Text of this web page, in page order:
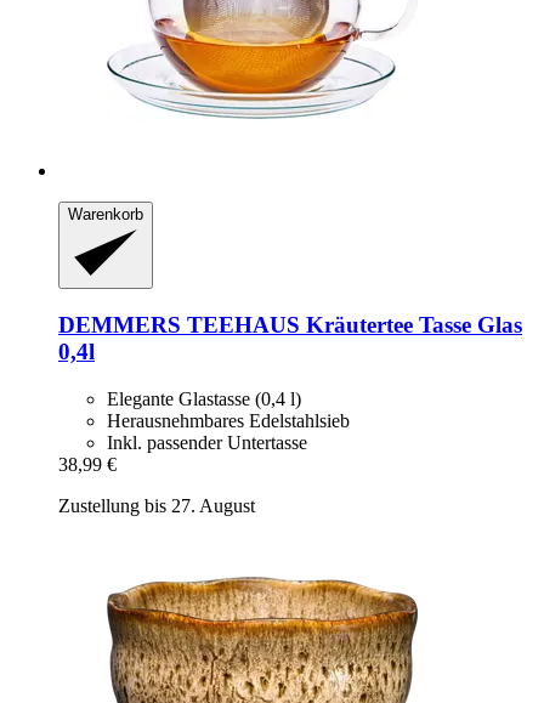
Warenkorb
DEMMERS TEEHAUS Kräutertee Tasse Glas
0,4l
Elegante Glastasse (0,4 l)
Herausnehmbares Edelstahlsieb
Inkl. passender Untertasse
38,99 €
Zustellung bis 27. August